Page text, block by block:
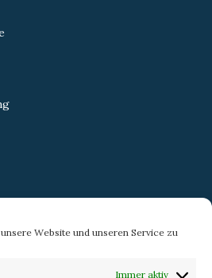
Website und unseren Service zu
Immer aktiv